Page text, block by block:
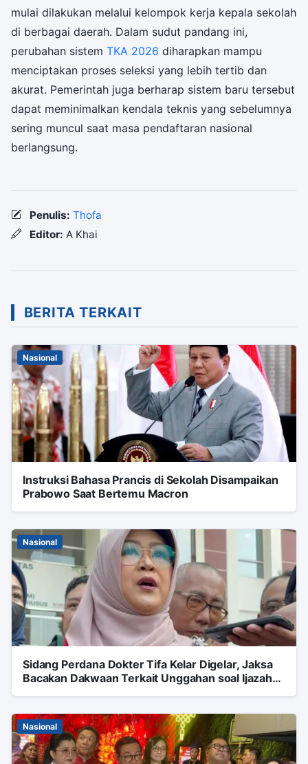
mulai dilakukan melalui kelompok kerja kepala sekolah
di berbagai daerah. Dalam sudut pandang ini,
perubahan sistem TKA 2026 diharapkan mampu
menciptakan proses seleksi yang lebih tertib dan
akurat. Pemerintah juga berharap sistem baru tersebut
dapat meminimalkan kendala teknis yang sebelumnya
sering muncul saat masa pendaftaran nasional
berlangsung.
Penulis: Thofa
Editor: A Khai
BERITA TERKAIT
Nasional
Instruksi Bahasa Prancis di Sekolah Disampaikan
Prabowo Saat Bertemu Macron
Nasional
Sidang Perdana Dokter Tifa Kelar Digelar, Jaksa
Bacakan Dakwaan Terkait Unggahan soal Ijazah
Nasional